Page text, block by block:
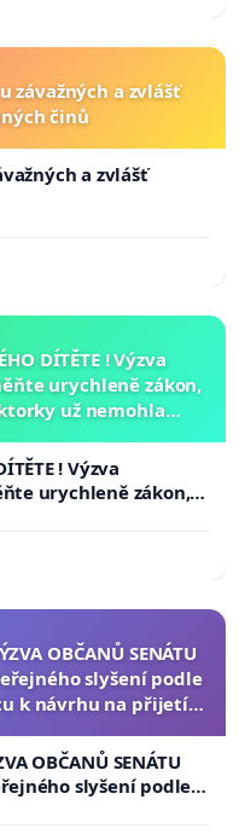
závažných a zvlášť
činů
a zvlášť
DÍTĚTE ! Výzva
urychleně zákon,
už nemohla
! Výzva
urychleně zákon,
už nemohla opakovat!
OBČANŮ SENÁTU
slyšení podle
k návrhu na přijetí
OBČANŮ SENÁTU
slyšení podle §
na přijetí